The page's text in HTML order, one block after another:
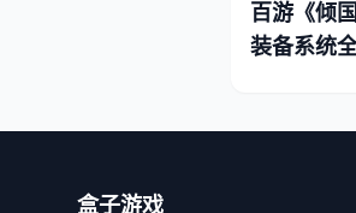
百游《倾
装备系统
盒子游戏